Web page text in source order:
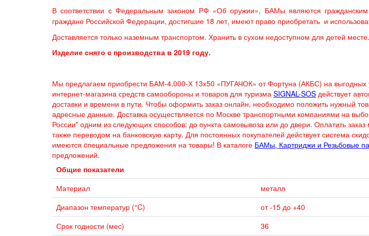
В соответствии с Федеральным законом РФ «Об оружии», БАМы являются
граждане Российской Федерации, достигшие 18 лет, имеют право приобретать и
Доставляется только наземным транспортом. Хранить в сухом недоступном для детей месте.
Изделие снято с производства в 2019 году.
Мы предлагаем приобрести БАМ-4.000-Х 13х50 «ПУГАЧОК» от Фортуна (АКБС) на выгодных
интернет-магазина средств самообороны и товаров для туризма SIGNAL-SOS действует
доставки и времени в пути. Чтобы оформить заказ онлайн, необходимо положить нужный
адресные данные. Доставка осуществляется по Москве транспортными компаниями на
России" одним из следующих способов: до пункта самовывоза или до двери. Оплатить
также переводом на банковскую карту. Для постоянных покупателей действует система
имеются cпециальные предложения на товары! В каталоге БАМы, Картриджи и Резьбовые
предложений.
Общие показатели
Материал
металл
Диапазон температур (°C)
от -15 до +40
Срок годности (мес)
36